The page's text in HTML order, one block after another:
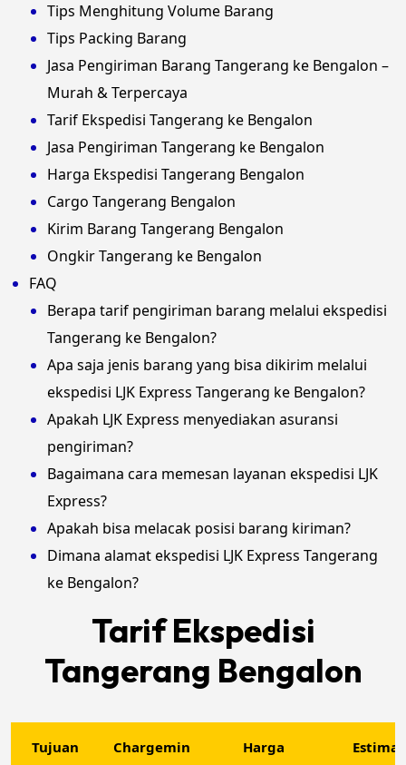
Tips Menghitung Volume Barang
Tips Packing Barang
Jasa Pengiriman Barang Tangerang ke Bengalon –
Murah & Terpercaya
Tarif Ekspedisi Tangerang ke Bengalon
Jasa Pengiriman Tangerang ke Bengalon
Harga Ekspedisi Tangerang Bengalon
Cargo Tangerang Bengalon
Kirim Barang Tangerang Bengalon
Ongkir Tangerang ke Bengalon
FAQ
Berapa tarif pengiriman barang melalui ekspedisi
Tangerang ke Bengalon?
Apa saja jenis barang yang bisa dikirim melalui
ekspedisi LJK Express Tangerang ke Bengalon?
Apakah LJK Express menyediakan asuransi
pengiriman?
Bagaimana cara memesan layanan ekspedisi LJK
Express?
Apakah bisa melacak posisi barang kiriman?
Dimana alamat ekspedisi LJK Express Tangerang
ke Bengalon?
Tarif Ekspedisi
Tangerang Bengalon
Tujuan Chargemin Harga